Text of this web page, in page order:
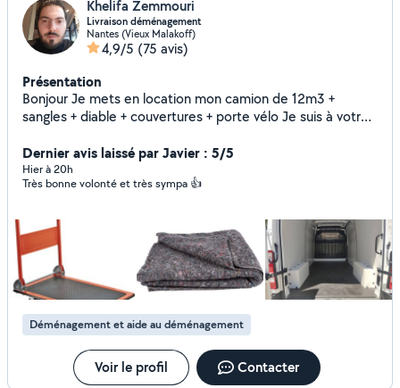
Khelifa Zemmouri
Livraison déménagement
Nantes (Vieux Malakoff)
4,9/5 (75 avis)
Présentation
Bonjour Je mets en location mon camion de 12m3 +
sangles + diable + couvertures + porte vélo Je suis à votre
bientôt
Dernier avis laissé par Javier : 5/5
Hier à 20h
Très bonne volonté et très sympa 👍
Déménagement et aide au déménagement
Voir le profil Contacter